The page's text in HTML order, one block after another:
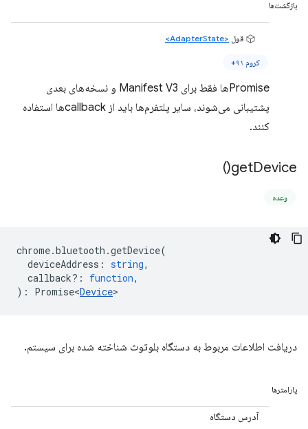
بازگشت‌ها
قول <AdapterState>
کروم ۹۱+
Promiseها فقط برای Manifest V3 و نسخه‌های بعدی
پشتیبانی می‌شوند، سایر پلتفرم‌ها باید از callbackها استفاده
کنند.
getDevice(
)
وعده
chrome.bluetooth .getDevice(
deviceAddress : string,
callback? : function,
) : Promise<Device>
دریافت اطلاعات مربوط به دستگاه بلوتوث شناخته شده برای سیستم.
پارامترها
آدرس دستگاه